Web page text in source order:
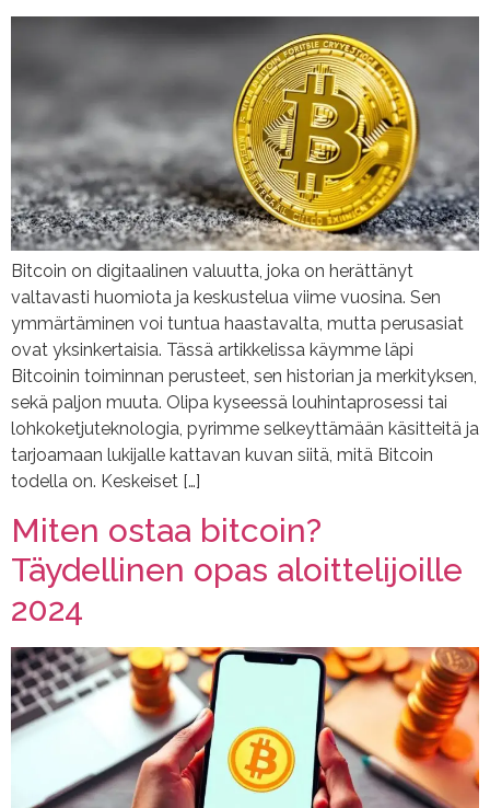
Bitcoin on digitaalinen valuutta, joka on herättänyt
valtavasti huomiota ja keskustelua viime vuosina. Sen
ymmärtäminen voi tuntua haastavalta, mutta perusasiat
ovat yksinkertaisia. Tässä artikkelissa käymme läpi
Bitcoinin toiminnan perusteet, sen historian ja merkityksen,
sekä paljon muuta. Olipa kyseessä louhintaprosessi tai
lohkoketjuteknologia, pyrimme selkeyttämään käsitteitä ja
tarjoamaan lukijalle kattavan kuvan siitä, mitä Bitcoin
todella on. Keskeiset […]
Miten ostaa bitcoin?
Täydellinen opas aloittelijoille
2024